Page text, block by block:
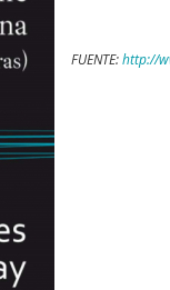
FUENTE:http://